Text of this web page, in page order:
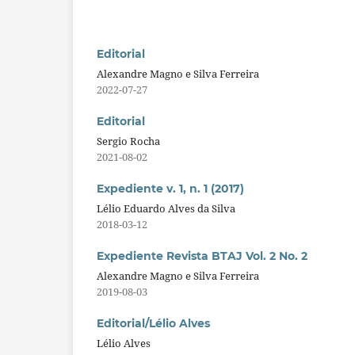
Editorial
Alexandre Magno e Silva Ferreira
2022-07-27
Editorial
Sergio Rocha
2021-08-02
Expediente v. 1, n. 1 (2017)
Lélio Eduardo Alves da Silva
2018-03-12
Expediente Revista BTAJ Vol. 2 No. 2
Alexandre Magno e Silva Ferreira
2019-08-03
Editorial/Lélio Alves
Lélio Alves